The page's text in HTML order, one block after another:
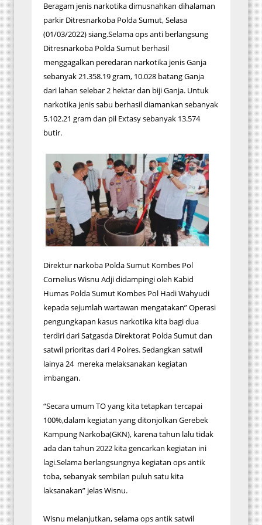
Beragam jenis narkotika dimusnahkan dihalaman
parkir Ditresnarkoba Polda Sumut, Selasa
(01/03/2022) siang.Selama ops anti berlangsung
Ditresnarkoba Polda Sumut berhasil
menggagalkan peredaran narkotika jenis Ganja
sebanyak 21.358.19 gram, 10.028 batang Ganja
dari lahan selebar 2 hektar dan biji Ganja. Untuk
narkotika jenis sabu berhasil diamankan sebanyak
5.102.21 gram dan pil Extasy sebanyak 13.574
butir.
Direktur narkoba Polda Sumut Kombes Pol
Cornelius Wisnu Adji didampingi oleh Kabid
Humas Polda Sumut Kombes Pol Hadi Wahyudi
kepada sejumlah wartawan mengatakan” Operasi
pengungkapan kasus narkotika kita bagi dua
terdiri dari Satgasda Direktorat Polda Sumut dan
satwil prioritas dari 4 Polres. Sedangkan satwil
lainya 24 mereka melaksanakan kegiatan
imbangan.
“Secara umum TO yang kita tetapkan tercapai
100%,dalam kegiatan yang ditonjolkan Gerebek
Kampung Narkoba(GKN), karena tahun lalu tidak
ada dan tahun 2022 kita gencarkan kegiatan ini
lagi.Selama berlangsungnya kegiatan ops antik
toba, sebanyak sembilan puluh satu kita
laksanakan” jelas Wisnu.
Wisnu melanjutkan, selama ops antik satwil